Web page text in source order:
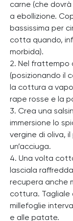
carne (che
a ebollizione.
bassissima per
cotta quando,
morbida).
2. Nel frattempo
(posizionando il
la cottura a
rape rosse e la
3. Crea una
immersione lo
vergine di oliva,
un’acciuga.
4. Una volta
lasciala
recupera anche
cottura. Tagliale
millefoglie
e alle patate.